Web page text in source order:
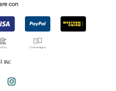
con
su: